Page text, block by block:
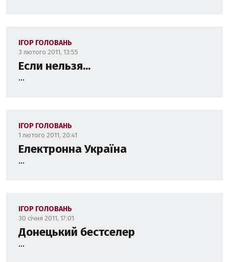
ІГОР ГОЛОВАНЬ
3 лютого 2011, 13:55
Если нельзя...
...
ІГОР ГОЛОВАНЬ
1 лютого 2011, 20:41
Електронна Україна
...
ІГОР ГОЛОВАНЬ
30 січня 2011, 17:01
Донецький бестселер
...